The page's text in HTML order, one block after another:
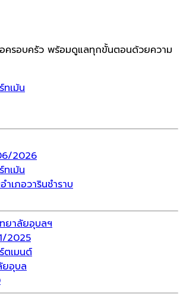
ครอบครัว พร้อมดูแลทุกขั้นตอนด้วยความ
เม้น
2026
เม้น
เภอวารินชำราบ
ยาลัยอุบลฯ
2025
เมนต์
ยอุบล